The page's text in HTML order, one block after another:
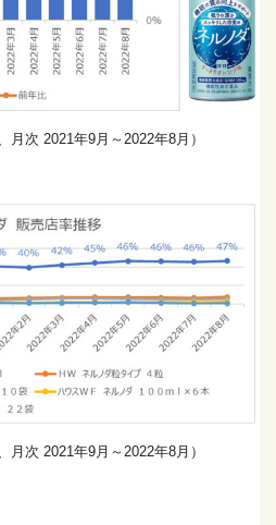
次 2021年9月～2022年8月）
次 2021年9月～2022年8月）